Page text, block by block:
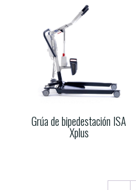
Grúa de bipedestación ISA
Xplus